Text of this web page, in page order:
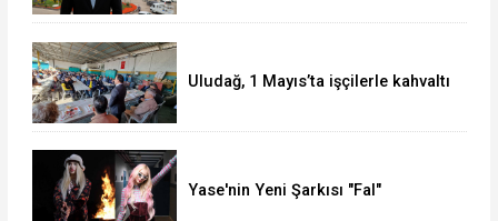
Uludağ, 1 Mayıs’ta işçilerle kahvaltı
Yase'nin Yeni Şarkısı "Fal"